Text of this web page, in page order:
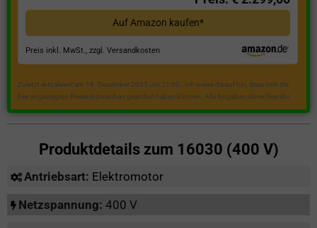
Auf Amazon kaufen*
Preis inkl. MwSt., zzgl. Versandkosten
Zuletzt aktualisiert am 18. Dezember 2023 um 21:50 . Ich weise darauf hin, dass sich die
hier angezeigten Preise inzwischen geändert haben können. Alle Angaben ohne Gewähr.
Produktdetails zum 16030 (400 V)
Antriebsart: Elektromotor
Netzspannung: 400 V